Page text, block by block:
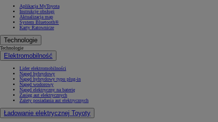
Aplikacja MyToyota
Instrukcje obsługi
Aktualizacja map
System Bluetooth®
Karty Ratownicze
Technologie
Technologie
Elektromobilność
Lider elektromobilności
Napęd hybrydowy
Napęd hybrydowy typu plug-in
Napęd wodorowy
Napęd elektryczny na baterię
Zasięg aut elektrycznych
Zalety posiadania aut elektrycznych
Ładowanie elektrycznej Toyoty